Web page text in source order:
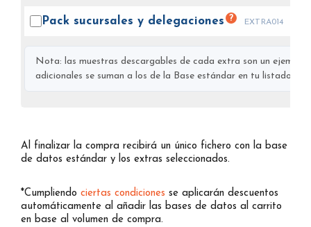
Pack sucursales y delegaciones ? EXTRA014
Nota: las muestras descargables de cada extra son un
adicionales se suman a los de la Base estándar en tu listado
Al finalizar la compra recibirá un único fichero con la base
de datos estándar y los extras seleccionados.
*Cumpliendo ciertas condiciones se aplicarán descuentos
automáticamente al añadir las bases de datos al carrito
en base al volumen de compra.